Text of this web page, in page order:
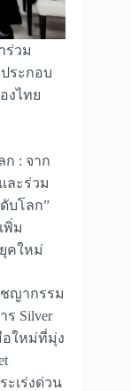
ร่วม
ระกอบ
งไทย
ก : จาก
ละร่วม
บโลก”
พิ่ม
คใหม่
ชญากรรม
Silver
อใหม่ที่มุ่ง
ะเร่งด่วน